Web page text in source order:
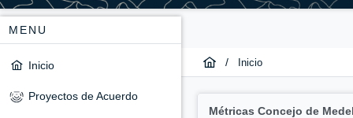
MENU
Inicio
Proyectos de Acuerdo
/ Inicio
Métricas Concejo de